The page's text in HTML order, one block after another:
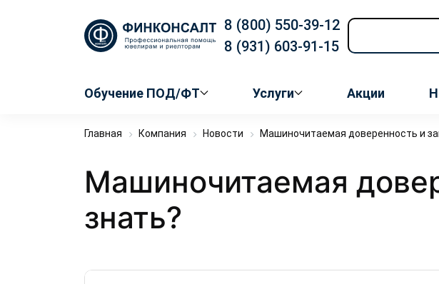
8 (800) 550-39-12
8 (931) 603-91-15
Обучение ПОД/ФТ Услуги Акции
Главная Компания Новости Машиночитаемая доверенность и
Машиночитаемая
знать?